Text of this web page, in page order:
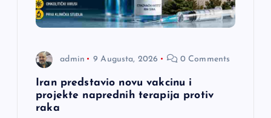
admin 9 Augusta, 2026 0 Comments
Iran predstavio novu vakcinu i
projekte naprednih terapija protiv
raka